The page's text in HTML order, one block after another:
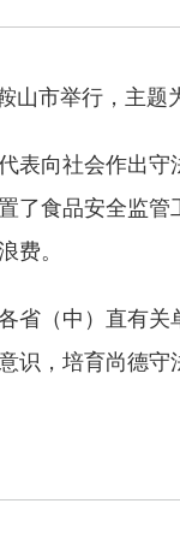
市举行，主题
表向社会作出
食品安全监
费。
省（中）直有
，培育尚德守